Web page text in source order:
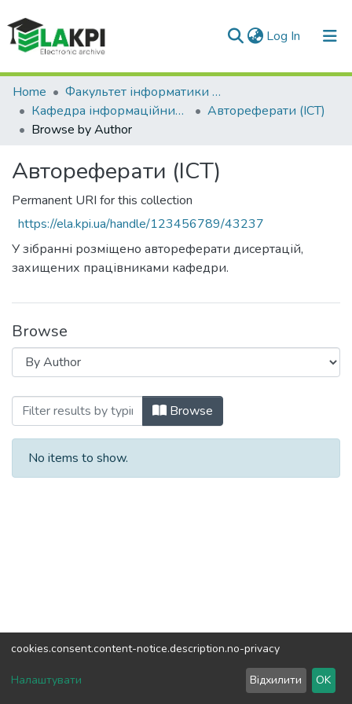
Log In (current)
Communities & Collections
All of DSpace
Home
Факультет інформатики та обчислювальної техніки (ФІОТ)
Кафедра інформаційних систем та технологій (ІСТ)
Автореферати (ІСТ)
Browse by Author
Автореферати (ІСТ)
Permanent URI for this collection
https://ela.kpi.ua/handle/123456789/43237
У зібранні розміщено автореферати дисертацій,
захищених працівниками кафедри.
Browse
Browsing Автореферати (ІСТ) by
Browse
No items to show.
DSpace software copyright © 2002-2026LYRASIS
Send Feedback
cookies.consent.content-notice.description.no-privacy
Налаштувати Відхилити OK